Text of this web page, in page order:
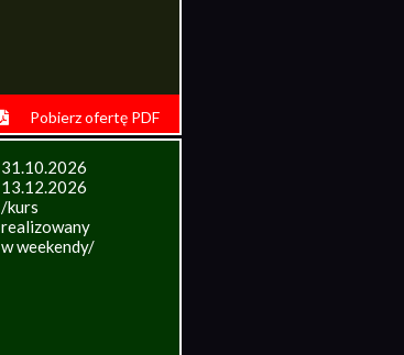
Pobierz ofertę PDF
31.10.2026
13.12.2026
/kurs
realizowany
w weekendy/